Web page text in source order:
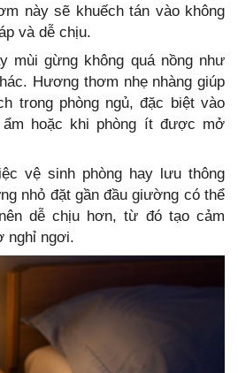
này sẽ khuếch tán vào không
và dễ chịu.
mùi gừng không quá nồng như
Hương thơm nhẹ nhàng giúp
trong phòng ngủ, đặc biệt vào
hoặc khi phòng ít được mở
vệ sinh phòng hay lưu thông
nhỏ đặt gần đầu giường có thể
dễ chịu hơn, từ đó tạo cảm
nghỉ ngơi.